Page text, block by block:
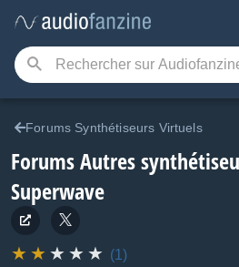
Forums Synthétiseurs Virtuels
Forums Autres
Superwave
(1)